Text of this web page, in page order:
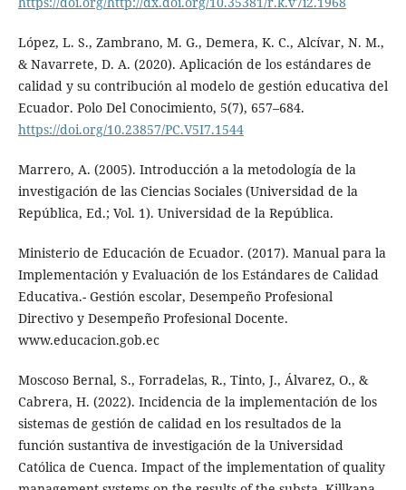
López, L. S., Zambrano, M. G., Demera, K. C., Alcívar, N. M.,
& Navarrete, D. A. (2020). Aplicación de los estándares de
calidad y su contribución al modelo de gestión educativa del
Ecuador. Polo Del Conocimiento, 5(7), 657–684.
https://doi.org/10.23857/PC.V5I7.1544
Marrero, A. (2005). Introducción a la metodología de la
investigación de las Ciencias Sociales (Universidad de la
República, Ed.; Vol. 1). Universidad de la República.
Ministerio de Educación de Ecuador. (2017). Manual para la
Implementación y Evaluación de los Estándares de Calidad
Educativa.- Gestión escolar, Desempeño Profesional
Directivo y Desempeño Profesional Docente.
www.educacion.gob.ec
Moscoso Bernal, S., Forradelas, R., Tinto, J., Álvarez, O., &
Cabrera, H. (2022). Incidencia de la implementación de los
sistemas de gestión de calidad en los resultados de la
función sustantiva de investigación de la Universidad
Católica de Cuenca. Impact of the implementation of quality